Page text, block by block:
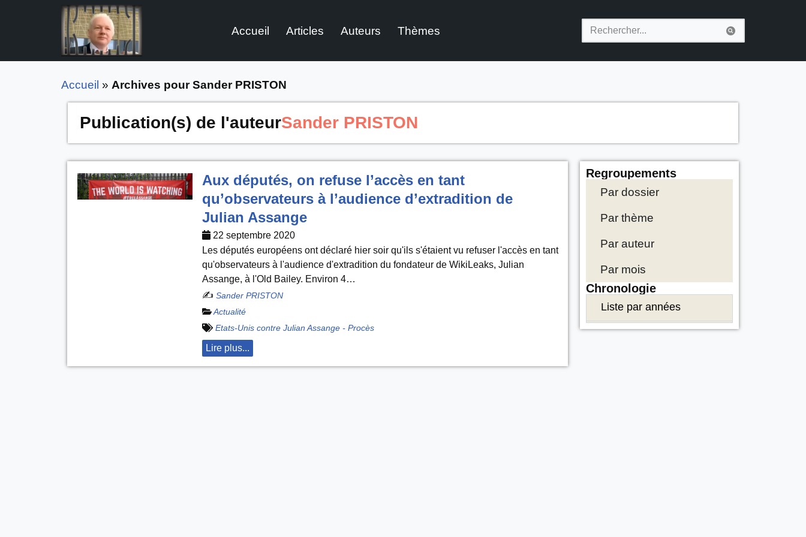
Accueil Articles Auteurs Thèmes
Accueil » Archives pour Sander PRISTON
Publication(s) de l'auteurSander PRISTON
Aux députés, on refuse l’accès en tant
qu’observateurs à l’audience d’extradition de
Julian Assange
22 septembre 2020
Les députés européens ont déclaré hier soir qu'ils s'étaient vu refuser l'accès en tant
qu'observateurs à l'audience d'extradition du fondateur de WikiLeaks, Julian
Assange, à l'Old Bailey. Environ 4…
✍️ Sander PRISTON
Actualité
Etats-Unis contre Julian Assange - Procès
Lire plus...
Regroupements
Par dossier
Par thème
Par auteur
Par mois
Chronologie
Liste par années